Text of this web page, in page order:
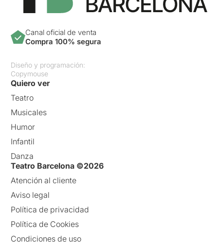
Canal oficial de venta
Compra 100% segura
Diseño y programación:
Copymouse
Quiero ver
Teatro
Musicales
Humor
Infantil
Danza
Teatro Barcelona ©2026
Atención al cliente
Aviso legal
Política de privacidad
Política de Cookies
Condiciones de uso